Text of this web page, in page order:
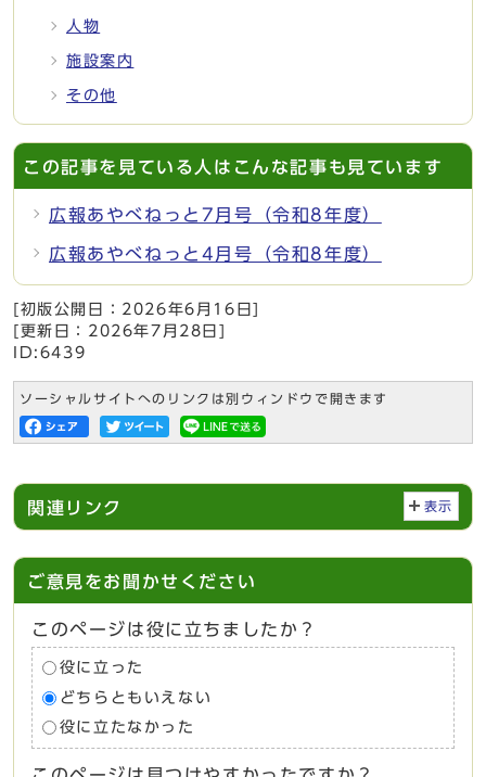
人物
施設案内
その他
この記事を見ている人はこんな記事も見ています
広報あやべねっと7月号（令和8年度）
広報あやべねっと4月号（令和8年度）
[初版公開日： 2026年6月16日
[更新日： 2026年7月28日
ID:6439
ソーシャルサイトへのリンクは別ウィンドウで開きます
関連リンク 表示
ご意見をお聞かせください
このページは役に立ちましたか？
役に立った
どちらともいえない
役に立たなかった